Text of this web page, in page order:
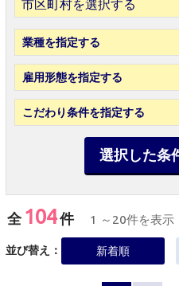
市区町村を選択する
業種を指定する
雇用形態を指定する
こだわり条件を指定する
選択した条
全 104件 1 ～20件を表示
並び替え： 新着順